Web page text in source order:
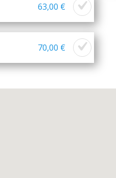
63,00 €
70,00 €